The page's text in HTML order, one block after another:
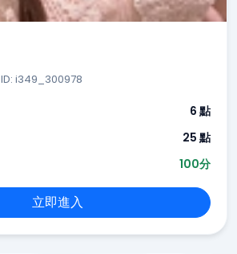
ID: i349_300978
6 點
25 點
100分
立即進入